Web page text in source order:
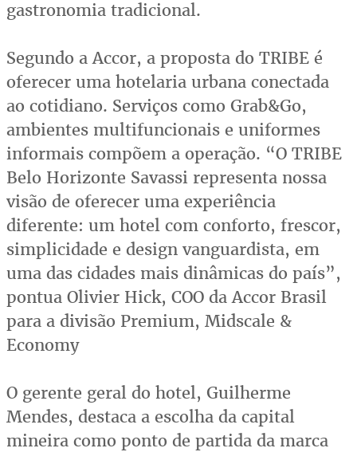
gastronomia tradicional.
Segundo a Accor, a proposta do TRIBE é
oferecer uma hotelaria urbana conectada
ao cotidiano. Serviços como Grab&Go,
ambientes multifuncionais e uniformes
informais compõem a operação. “O TRIBE
Belo Horizonte Savassi representa nossa
visão de oferecer uma experiência
diferente: um hotel com conforto, frescor,
simplicidade e design vanguardista, em
uma das cidades mais dinâmicas do país”,
pontua Olivier Hick, COO da Accor Brasil
para a divisão Premium, Midscale &
Economy
O gerente geral do hotel, Guilherme
Mendes, destaca a escolha da capital
mineira como ponto de partida da marca